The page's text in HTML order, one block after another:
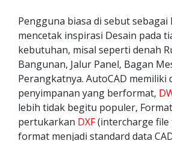
Pengguna biasa di sebut
mencetak inspirasi Desain pada
kebutuhan, misal seperti denah
Bangunan, Jalur Panel, Bagan
Perangkatnya. AutoCAD memiliki
penyimpanan yang berformat,
lebih tidak begitu populer,
pertukarkan DXF(intercharge file
format menjadi standard data